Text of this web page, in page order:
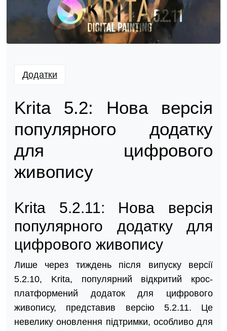
Додатки
Krita 5.2: Нова версія
популярного додатку
для цифрового
живопису
Krita 5.2.11: Нова версія
популярного додатку для
цифрового живопису
Лише через тиждень після випуску версії
5.2.10, Krita, популярний відкритий крос-
платформений додаток для цифрового
живопису, представив версію 5.2.11. Це
невелику оновлення підтримки, особливо для